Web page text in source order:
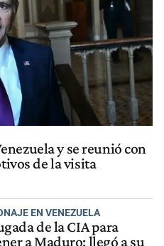
y se reunió con
de la visita
EN VENEZUELA
de la CIA para
a Maduro: llegó a su